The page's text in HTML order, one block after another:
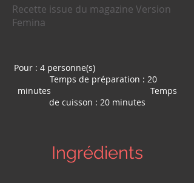
Pour : 4 personne(s)
Temps de préparation : 20
minutes Temps
de cuisson : 20 minutes
Ingrédients
Recette issue du magazine Version
Femina